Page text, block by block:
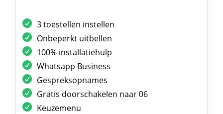
3 toestellen instellen
Onbeperkt uitbellen
100% installatiehulp
Whatsapp Business
Gespreksopnames
Gratis doorschakelen naar 06
Keuzemenu